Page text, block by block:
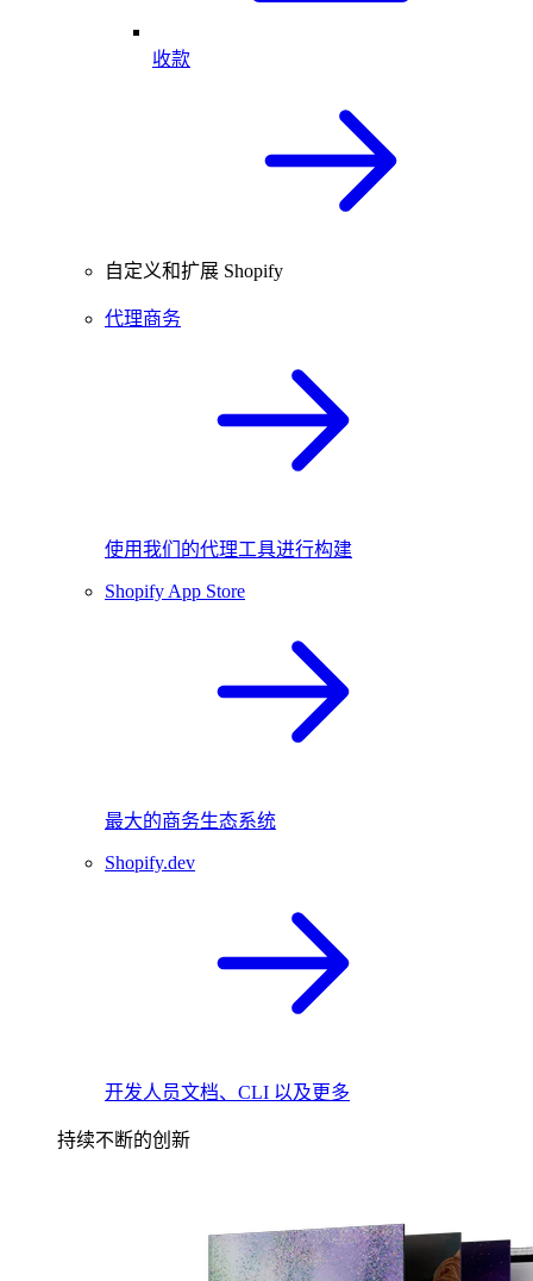
收款
自定义和扩展 Shopify
代理商务
使用我们的代理工具进行构建
Shopify App Store
最大的商务生态系统
Shopify.dev
开发人员文档、CLI 以及更多
持续不断的创新